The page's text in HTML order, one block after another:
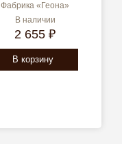
Фабрика «Геона»
В наличии
2 655 ₽
В корзину